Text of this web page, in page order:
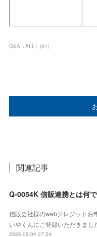
Q&A（ALL） (91)
関連記事
Q-0054K 信販連携とは何
信販会社様のwebクレジットお
いやくんにご登録いただきまし
2026.08.04 07:54